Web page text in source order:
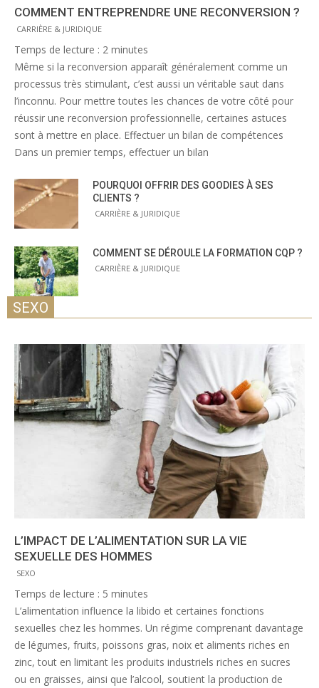
COMMENT ENTREPRENDRE UNE RECONVERSION ?
CARRIÈRE & JURIDIQUE
Temps de lecture : 2 minutes
Même si la reconversion apparaît généralement comme un
processus très stimulant, c’est aussi un véritable saut dans
l’inconnu. Pour mettre toutes les chances de votre côté pour
réussir une reconversion professionnelle, certaines astuces
sont à mettre en place. Effectuer un bilan de compétences
Dans un premier temps, effectuer un bilan
POURQUOI OFFRIR DES GOODIES À SES
CLIENTS ?
CARRIÈRE & JURIDIQUE
COMMENT SE DÉROULE LA FORMATION CQP ?
CARRIÈRE & JURIDIQUE
SEXO
L’IMPACT DE L’ALIMENTATION SUR LA VIE
SEXUELLE DES HOMMES
SEXO
Temps de lecture : 5 minutes
L’alimentation influence la libido et certaines fonctions
sexuelles chez les hommes. Un régime comprenant davantage
de légumes, fruits, poissons gras, noix et aliments riches en
zinc, tout en limitant les produits industriels riches en sucres
ou en graisses, ainsi que l’alcool, soutient la production de